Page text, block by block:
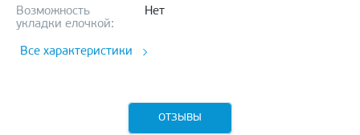
Возможность
укладки елочкой:
Нет
Все характеристики
ОТЗЫВЫ